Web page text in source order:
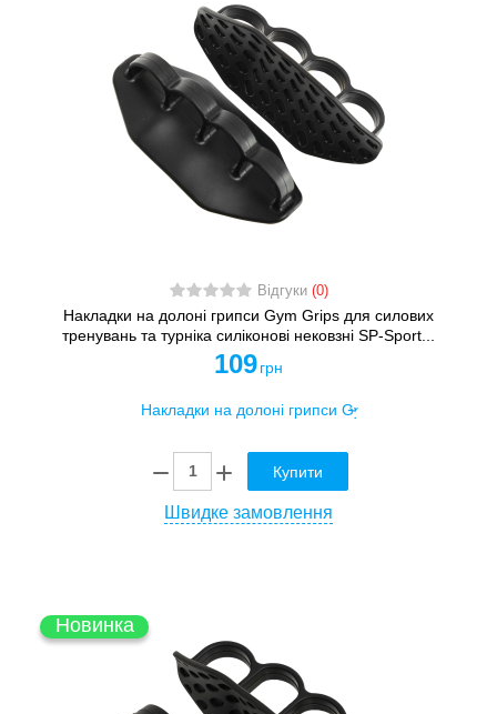
Відгуки (0)
Накладки на долоні грипси Gym Grips для силових
тренувань та турніка силіконові нековзні SP-Sport...
109 грн
Купити
Швидке замовлення
Новинка